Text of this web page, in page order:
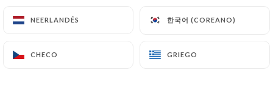
NEERLANDÉS 한국어 (COREANO)
CHECO GRIEGO
NEERLANDÉS 한국어 (COREANO)
CHECO GRIEGO